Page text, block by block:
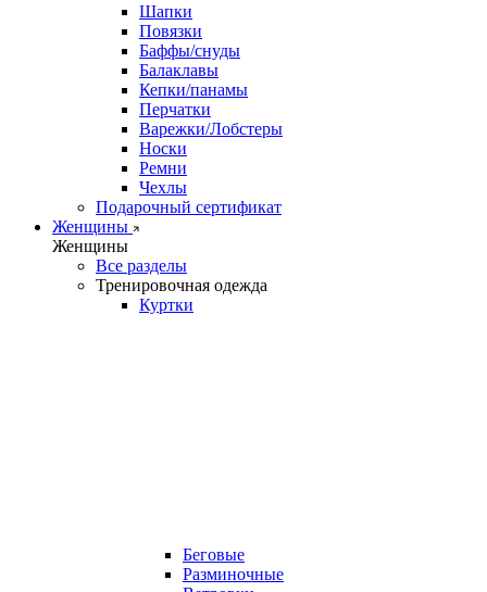
Шапки
Повязки
Баффы/снуды
Балаклавы
Кепки/панамы
Перчатки
Варежки/Лобстеры
Носки
Ремни
Чехлы
Подарочный сертификат
Женщины
Женщины
Все разделы
Тренировочная одежда
Куртки
Беговые
Разминочные